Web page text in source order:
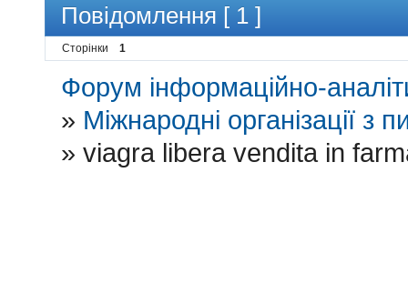
Повідомлення [ 1 ]
Сторінки 1
Форум інформаційно-
» Міжнародні організації з
»viagra libera vendita in